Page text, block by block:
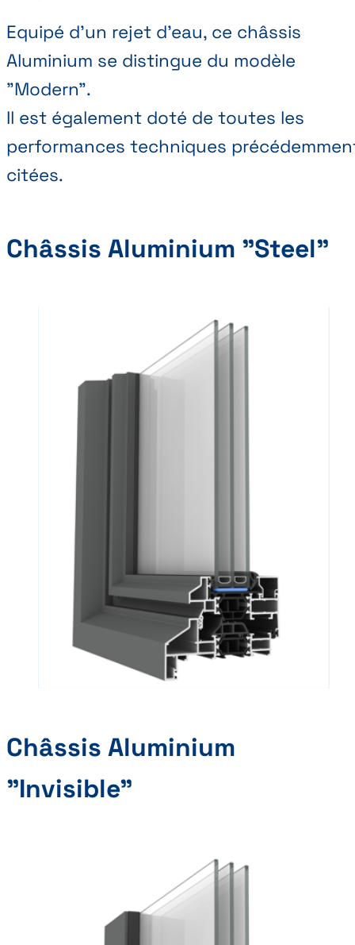
Equipé d'un rejet d'eau, ce châssis
Aluminium se distingue du modèle
"Modern".
Il est également doté de toutes les
performances techniques
citées.
Châssis Aluminium "Steel"
Châssis Aluminium
"Invisible"